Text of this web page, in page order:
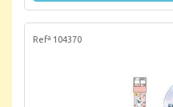
Refª 104370